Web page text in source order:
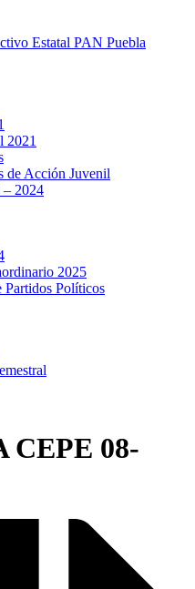
Estatal PAN Puebla
2021
de Acción Juvenil
– 2024
2025
Partidos Políticos
CEPE 08-